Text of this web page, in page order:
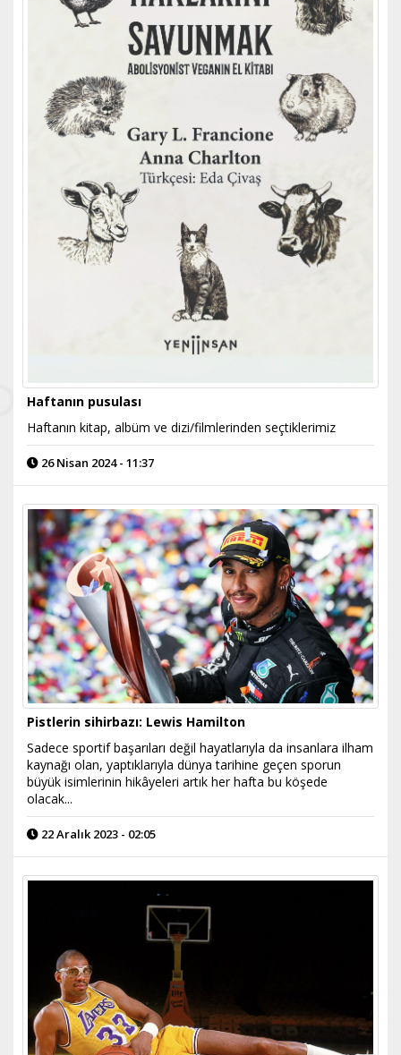
Haftanın pusulası
Haftanın kitap, albüm ve dizi/filmlerinden seçtiklerimiz
26 Nisan 2024 - 11:37
Pistlerin sihirbazı: Lewis Hamilton
Sadece sportif başarıları değil hayatlarıyla da insanlara ilham
kaynağı olan, yaptıklarıyla dünya tarihine geçen sporun
büyük isimlerinin hikâyeleri artık her hafta bu köşede
olacak...
22 Aralık 2023 - 02:05